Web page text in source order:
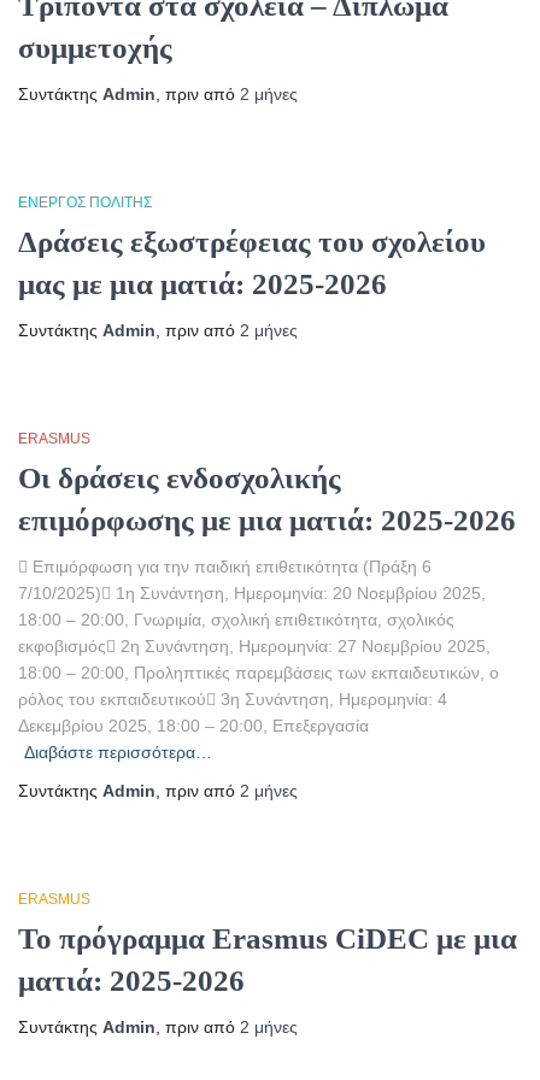
συμμετοχής
Συντάκτης Admin , πριν από 2 μήνες
ΕΝΕΡΓΌΣ ΠΟΛΊΤΗΣ
Δράσεις εξωστρέφειας του σχολείου
μας με μια ματιά: 2025-2026
Συντάκτης Admin , πριν από 2 μήνες
ERASMUS
Οι δράσεις ενδοσχολικής
επιμόρφωσης με μια ματιά: 2025-2026
 Επιμόρφωση για την παιδική επιθετικότητα (Πράξη 6
7/10/2025) 1η Συνάντηση, Ημερομηνία: 20 Νοεμβρίου 2025,
18:00 – 20:00, Γνωριμία, σχολική επιθετικότητα, σχολικός
εκφοβισμός 2η Συνάντηση, Ημερομηνία: 27 Νοεμβρίου 2025,
18:00 – 20:00, Προληπτικές παρεμβάσεις των εκπαιδευτικών, ο
ρόλος του εκπαιδευτικού 3η Συνάντηση, Ημερομηνία: 4
Δεκεμβρίου 2025, 18:00 – 20:00, Επεξεργασία
Διαβάστε περισσότερα…
Συντάκτης Admin , πριν από 2 μήνες
ERASMUS
Το πρόγραμμα Erasmus CiDEC με μια
ματιά: 2025-2026
Συντάκτης Admin , πριν από 2 μήνες